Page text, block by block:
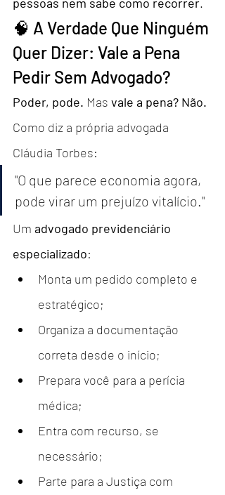
🧠 A Verdade Que Ninguém
Quer Dizer: Vale a Pena
Pedir Sem Advogado?
Poder, pode. Mas vale a pena? Não.
Como diz a própria advogada
Cláudia Torbes:
"O que parece economia agora,
pode virar um prejuízo vitalício."
Um advogado previdenciário
especializado:
Monta um pedido completo e
estratégico;
Organiza a documentação
correta desde o início;
Prepara você para a perícia
médica;
Entra com recurso, se
necessário;
Parte para a Justiça com